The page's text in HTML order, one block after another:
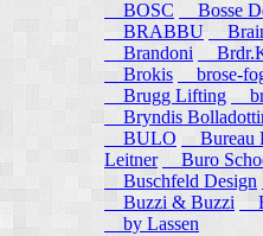
BOSC
Bosse
BRABBU
Brandoni
Brokis
brose-
Brugg Lifting
Bryndis
BULO
Bureau
Leitner
Buro
Buschfeld Design
Buzzi & Buzzi
by Lassen